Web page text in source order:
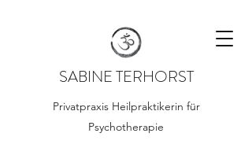
SABINE TERHORST
Privatpraxis Heilpraktikerin für
Psychotherapie